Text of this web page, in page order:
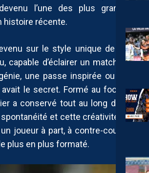
l’une des plus grandes
histoire récente.
sur le style unique de son
capable d’éclairer un match par
une passe inspirée ou une
le secret. Formé au football
a conservé tout au long de sa
et cette créativité qui
joueur à part, à contre-courant
plus en plus formaté.